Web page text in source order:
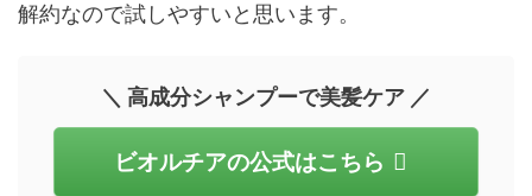
解約なので試しやすいと思います。
＼ 高成分シャンプーで美髪ケア ／
ビオルチアの公式はこちら